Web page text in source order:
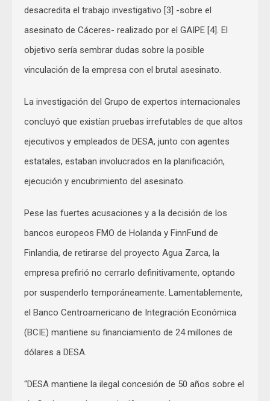
desacredita el trabajo investigativo [3] -sobre el
asesinato de Cáceres- realizado por el GAIPE [4]. El
objetivo sería sembrar dudas sobre la posible
vinculación de la empresa con el brutal asesinato.
La investigación del Grupo de expertos internacionales
concluyó que existían pruebas irrefutables de que altos
ejecutivos y empleados de DESA, junto con agentes
estatales, estaban involucrados en la planificación,
ejecución y encubrimiento del asesinato.
Pese las fuertes acusaciones y a la decisión de los
bancos europeos FMO de Holanda y FinnFund de
Finlandia, de retirarse del proyecto Agua Zarca, la
empresa prefirió no cerrarlo definitivamente, optando
por suspenderlo temporáneamente. Lamentablemente,
el Banco Centroamericano de Integración Económica
(BCIE) mantiene su financiamiento de 24 millones de
dólares a DESA.
“DESA mantiene la ilegal concesión de 50 años sobre el